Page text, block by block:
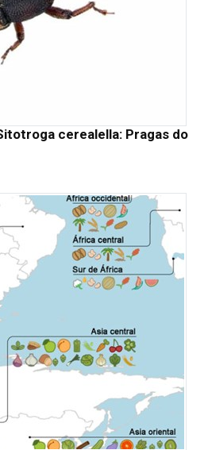
cerealella: Pragas do